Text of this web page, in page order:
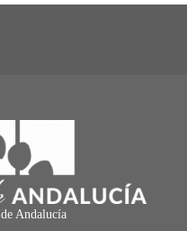
Andalucía